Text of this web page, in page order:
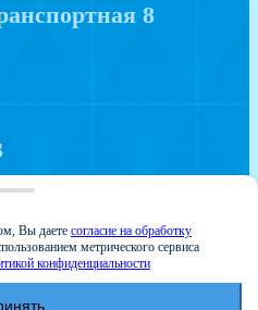
8
Вы даете согласие на обработку
метрического сервиса
конфиденциальности